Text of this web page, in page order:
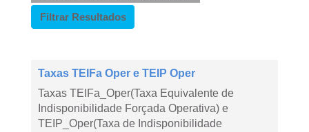
Filtrar Resultados
Taxas TEIFa Oper e TEIP Oper
Taxas TEIFa_Oper(Taxa Equivalente de
Indisponibilidade Forçada Operativa) e
TEIP_Oper(Taxa de Indisponibilidade